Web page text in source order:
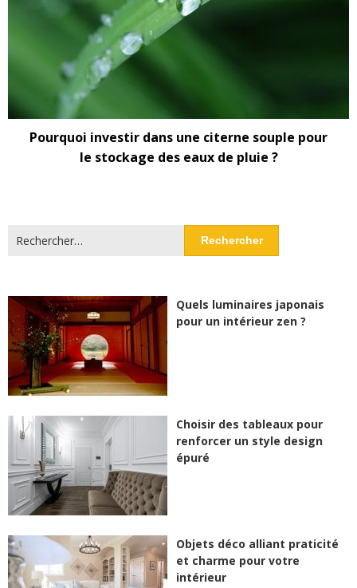
Pourquoi investir dans une citerne souple pour
le stockage des eaux de pluie ?
Rechercher :
Quels luminaires japonais
pour un intérieur zen ?
Choisir des tableaux pour
renforcer un style design
épuré
Objets déco alliant praticité
et charme pour votre
intérieur